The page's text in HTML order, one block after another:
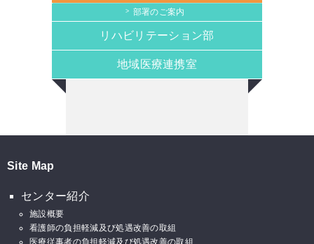
部署のご案内
リハビリテーション部
地域医療連携室
Site Map
センター紹介
施設概要
看護師の負担軽減及び処遇改善の取組